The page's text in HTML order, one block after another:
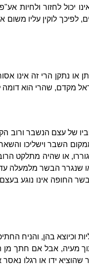
יכול לחזור ולחיות
לפיכך לוקין עליו
או נתקן הרי זה אינו
מקדם, שהרי הוא דומה
של עצם הנשבר ורוב
השבר וישליכו
או שהיה מתלקט
שנגרר הבשר מלמעלה
אינו נוגע בעצם
וכיוצא בהן, והניח
מעיה, אבל אם חתך מן
שהוציא ידו או רגלו